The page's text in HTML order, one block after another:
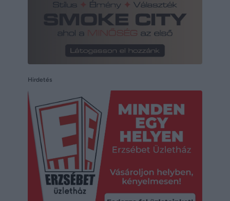
Hirdetés